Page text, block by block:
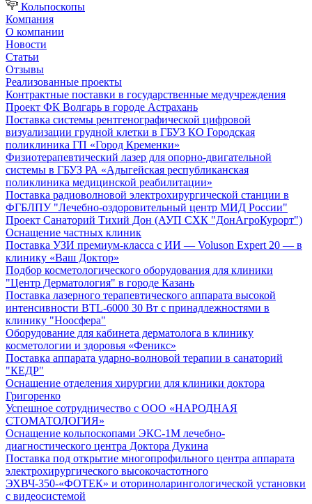
Кольпоскопы
Компания
О компании
Новости
Статьи
Отзывы
Реализованные проекты
Контрактные поставки в государственные медучреждения
Проект ФК Волгарь в городе Астрахань
Поставка системы рентгенографической цифровой
визуализации грудной клетки в ГБУЗ КО Городская
поликлиника ГП «Город Кременки»
Физиотерапевтический лазер для опорно-двигательной
системы в ГБУЗ РА «Адыгейская республиканская
поликлиника медицинской реабилитации»
Поставка радиоволновой электрохирургической станции в
ФГБЛПУ "Лечебно-оздоровительный центр МИД России"
Проект Санаторий Тихий Дон (АУП СХК "ДонАгроКурорт")
Оснащение частных клиник
Поставка УЗИ премиум-класса с ИИ — Voluson Expert 20 — в
клинику «Ваш Доктор»
Подбор косметологического оборудования для клиники
"Центр Дерматология" в городе Казань
Поставка лазерного терапевтического аппарата высокой
интенсивности BTL-6000 30 Вт с принадлежностями в
клинику "Ноосфера"
Оборудование для кабинета дерматолога в клинику
косметологии и здоровья «Феникс»
Поставка аппарата ударно-волновой терапии в санаторий
"КЕДР"
Оснащение отделения хирургии для клиники доктора
Григоренко
Успешное сотрудничество с ООО «НАРОДНАЯ
СТОМАТОЛОГИЯ»
Оснащение кольпоскопами ЭКС-1М лечебно-
диагностического центра Доктора Дукина
Поставка под открытие многопрофильного центра аппарата
электрохирургического высокочастотного
ЭХВЧ-350-«ФОТЕК» и оториноларингологической установки
с видеосистемой